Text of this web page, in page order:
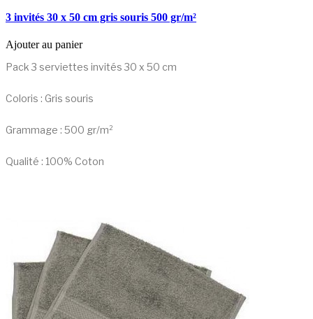
3 invités 30 x 50 cm gris souris 500 gr/m²
Ajouter au panier
Pack 3 serviettes invités 30 x 50 cm
Coloris : Gris souris
Grammage : 500 gr/m²
Qualité : 100% Coton